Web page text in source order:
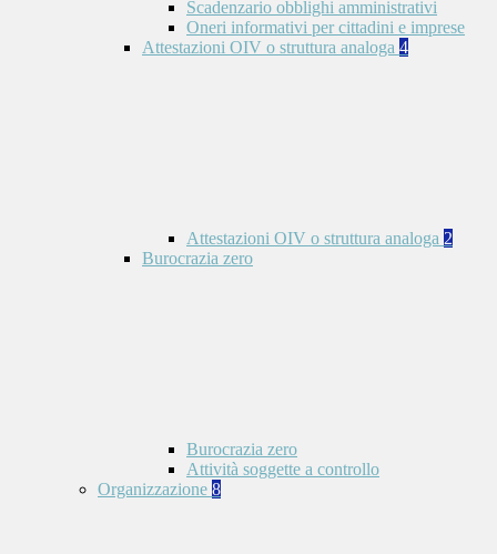
Scadenzario obblighi amministrativi
Oneri informativi per cittadini e imprese
Attestazioni OIV o struttura analoga 4
Attestazioni OIV o struttura analoga 2
Burocrazia zero
Burocrazia zero
Attività soggette a controllo
Organizzazione 8